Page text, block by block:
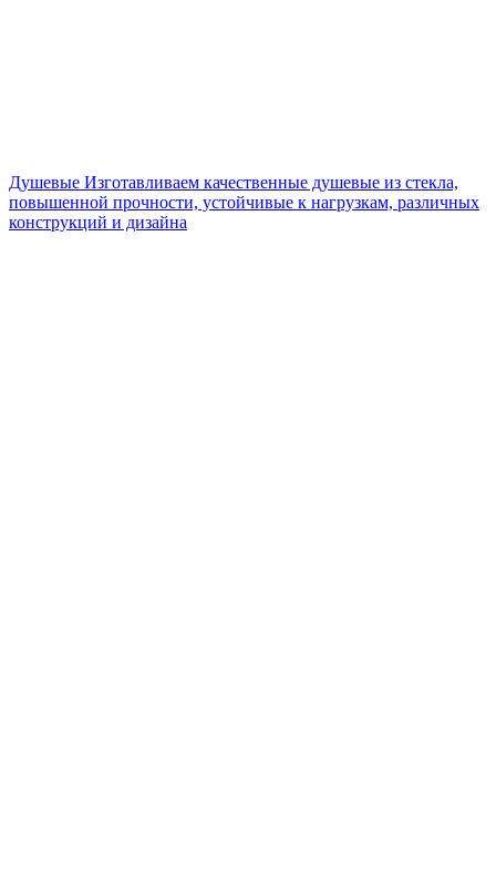
Душевые Изготавливаем качественные душевые из стекла,
повышенной прочности, устойчивые к нагрузкам, различных
конструкций и дизайна